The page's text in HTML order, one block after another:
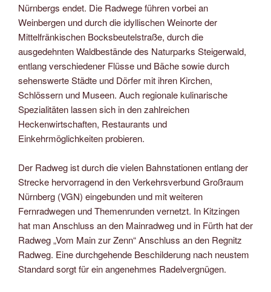
Nürnbergs endet. Die Radwege führen vorbei an
Weinbergen und durch die idyllischen Weinorte der
Mittelfränkischen Bocksbeutelstraße, durch die
ausgedehnten Waldbestände des Naturparks Steigerwald,
entlang verschiedener Flüsse und Bäche sowie durch
sehenswerte Städte und Dörfer mit ihren Kirchen,
Schlössern und Museen. Auch regionale kulinarische
Spezialitäten lassen sich in den zahlreichen
Heckenwirtschaften, Restaurants und
Einkehrmöglichkeiten probieren.
Der Radweg ist durch die vielen Bahnstationen entlang der
Strecke hervorragend in den Verkehrsverbund Großraum
Nürnberg (VGN) eingebunden und mit weiteren
Fernradwegen und Themenrunden vernetzt. In Kitzingen
hat man Anschluss an den Mainradweg und in Fürth hat der
Radweg „Vom Main zur Zenn“ Anschluss an den Regnitz
Radweg. Eine durchgehende Beschilderung nach neustem
Standard sorgt für ein angenehmes Radelvergnügen.